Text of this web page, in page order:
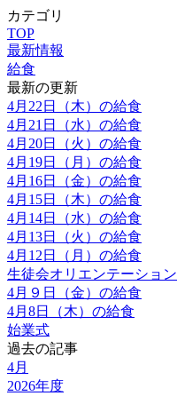
カテゴリ
TOP
最新情報
給食
最新の更新
4月22日（木）の給食
4月21日（水）の給食
4月20日（火）の給食
4月19日（月）の給食
4月16日（金）の給食
4月15日（木）の給食
4月14日（水）の給食
4月13日（火）の給食
4月12日（月）の給食
生徒会オリエンテーション
4月９日（金）の給食
4月8日（木）の給食
始業式
過去の記事
4月
2026年度